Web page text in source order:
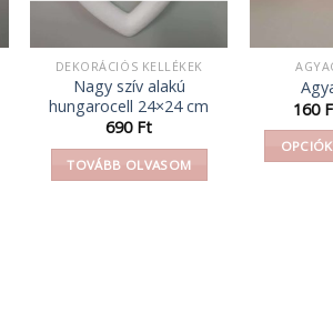
DEKORÁCIÓS KELLÉKEK
Nagy szív alakú
hungarocell 24×24 cm
690 Ft
TOVÁBB OLVASOM
160